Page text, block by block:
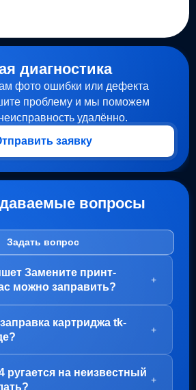
диагностика
фото ошибки или дефекта
проблему и мы поможем
удалённо.
заявку
вопросы
Задать вопрос
Замените принт-
можно заправить?
+
картриджа не требуется.
барабана (Принт-картридж), у
ресурс.
картриджа tk-
+
TK-6115 возможна как в
ругается на неизвестный
+